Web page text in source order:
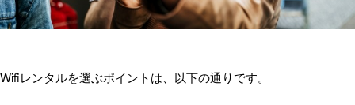
Wifiレンタルを選ぶポイントは、以下の通りです。